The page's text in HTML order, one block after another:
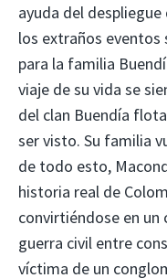
ayuda del
los extraños eventos
para la familia
viaje de su vida se
del clan Buendía
ser visto. Su familia
de todo esto,
historia real de
convirtiéndose en un
guerra civil entre
víctima de un